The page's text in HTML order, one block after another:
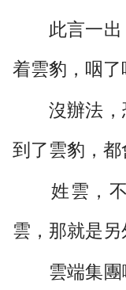
此言一出
着雲豹，咽了
沒辦法，
到了雲豹，都
姓雲，不
雲，那就是另
雲端集團